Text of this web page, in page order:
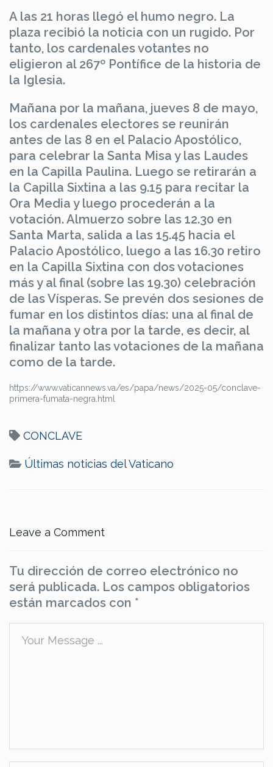
A las 21 horas llegó el humo negro. La
plaza recibió la noticia con un rugido. Por
tanto, los cardenales votantes no
eligieron al 267º Pontífice de la historia de
la Iglesia.
Mañana por la mañana, jueves 8 de mayo,
los cardenales electores se reunirán
antes de las 8 en el Palacio Apostólico,
para celebrar la Santa Misa y las Laudes
en la Capilla Paulina. Luego se retirarán a
la Capilla Sixtina a las 9.15 para recitar la
Ora Media y luego procederán a la
votación. Almuerzo sobre las 12.30 en
Santa Marta, salida a las 15.45 hacia el
Palacio Apostólico, luego a las 16.30 retiro
en la Capilla Sixtina con dos votaciones
más y al final (sobre las 19.30) celebración
de las Vísperas. Se prevén dos sesiones de
fumar en los distintos días: una al final de
la mañana y otra por la tarde, es decir, al
finalizar tanto las votaciones de la mañana
como de la tarde.
https://www.vaticannews.va/es/papa/news/2025-05/conclave-
primera-fumata-negra.html
CONCLAVE
Últimas noticias del Vaticano
Leave a Comment
Tu dirección de correo electrónico no
será publicada. Los campos obligatorios
están marcados con *